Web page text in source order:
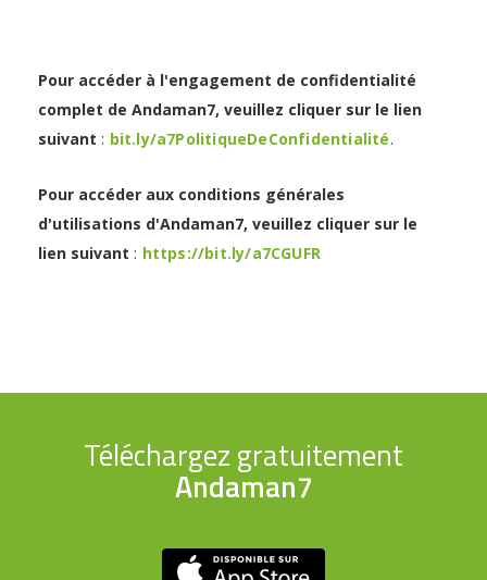
Pour accéder à l'engagement de confidentialité
complet de Andaman7, veuillez cliquer sur le lien
suivant : bit.ly/a7PolitiqueDeConfidentialité.
Pour accéder aux conditions générales
d'utilisations d'Andaman7, veuillez cliquer sur le
lien suivant : https://bit.ly/a7CGUFR
Téléchargez gratuitement
Andaman7